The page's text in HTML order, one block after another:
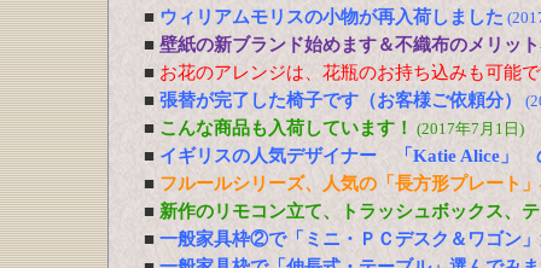
■ ウィリアムモリスの小物が再入荷しました
■ 壁紙の新ブランド始めます＆不織布のメリッ
■ お花のアレンジは、花瓶のお持ち込みも可能
■ 張替が完了した椅子です（お客様ご依頼分）
■ こんな商品も入荷しています！ (2017年7月1日)
■ イギリスの人気デザイナー 「Katie Alice」
■ フルールシリーズ、人気の「長方形プレート
■ 新作のリモコン立て、トラッシュボックス、
■ 一般家具枠②で「ミニ・ＰＣデスク＆ワゴン